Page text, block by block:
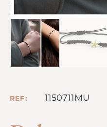
REF: 1150711MU